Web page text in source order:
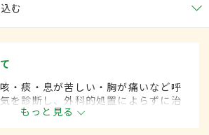
む
・痰・息が苦しい・胸が痛いなど呼
を診断し、外科的処置によらずに治
です。平成20年4月の制度改正前
れていました。
もっと見る